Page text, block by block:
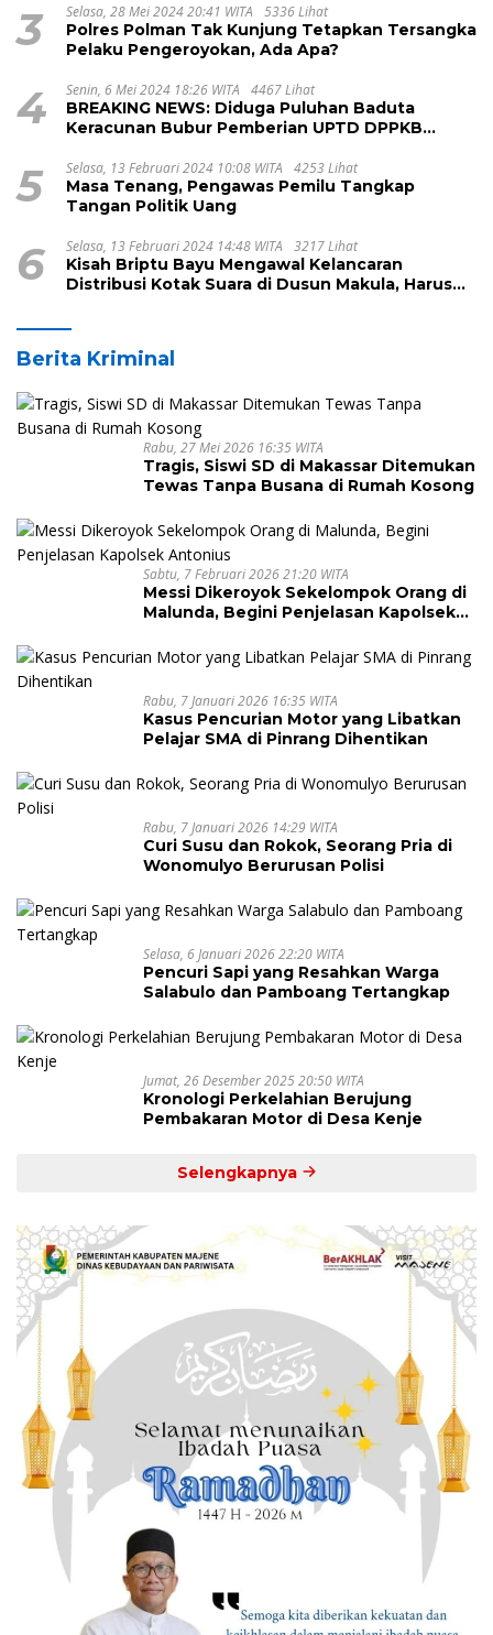
3 Selasa, 28 Mei 2024 20:41 WITA 5336 Lihat
Polres Polman Tak Kunjung Tetapkan Tersangka
Pelaku Pengeroyokan, Ada Apa?
4 Senin, 6 Mei 2024 18:26 WITA 4467 Lihat
BREAKING NEWS: Diduga Puluhan Baduta
Keracunan Bubur Pemberian UPTD DPPKB
5 Selasa, 13 Februari 2024 10:08 WITA 4253 Lihat
Masa Tenang, Pengawas Pemilu Tangkap
Tangan Politik Uang
6 Selasa, 13 Februari 2024 14:48 WITA 3217 Lihat
Kisah Briptu Bayu Mengawal Kelancaran
Distribusi Kotak Suara di Dusun Makula, Harus
Berita Kriminal
Rabu, 27 Mei 2026 16:35 WITA
Tragis, Siswi SD di Makassar Ditemukan
Tewas Tanpa Busana di Rumah Kosong
Sabtu, 7 Februari 2026 21:20 WITA
Messi Dikeroyok Sekelompok Orang di
Malunda, Begini Penjelasan Kapolsek
Rabu, 7 Januari 2026 16:35 WITA
Kasus Pencurian Motor yang Libatkan
Pelajar SMA di Pinrang Dihentikan
Rabu, 7 Januari 2026 14:29 WITA
Curi Susu dan Rokok, Seorang Pria di
Wonomulyo Berurusan Polisi
Selasa, 6 Januari 2026 22:20 WITA
Pencuri Sapi yang Resahkan Warga
Salabulo dan Pamboang Tertangkap
Jumat, 26 Desember 2025 20:50 WITA
Kronologi Perkelahian Berujung
Pembakaran Motor di Desa Kenje
Selengkapnya